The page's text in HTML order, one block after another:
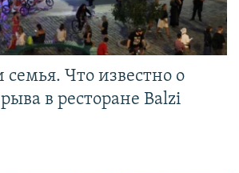
семья. Что известно о
в ресторане Balzi